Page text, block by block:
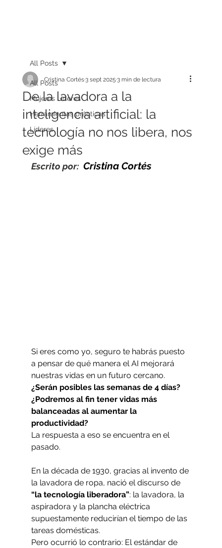
All Posts
Mujeres Líderes
Herramientas prácticas
Líderes
All Posts
De la lavadora a la
inteligencia artificial: la
tecnología no nos libera, nos
exige más
Cristina Cortés3 sept 20253 min de lectura
Escrito por: Cristina Cortés
Si eres como yo, seguro te habrás puesto
a pensar de qué manera el AI mejorará
nuestras vidas en un futuro cercano.
¿Serán posibles las semanas de 4 días?
¿Podremos al fin tener vidas más
balanceadas al aumentar la
productividad?
La respuesta a eso se encuentra en el
pasado.
En la década de 1930, gracias al invento de
la lavadora de ropa, nació el discurso de
“la tecnología liberadora”: la lavadora, la
aspiradora y la plancha eléctrica
supuestamente reducirían el tiempo de las
tareas domésticas.
Pero ocurrió lo contrario: El estándar de